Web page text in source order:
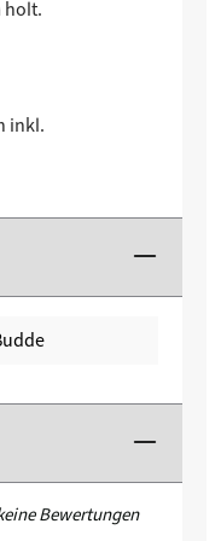
holt.
inkl.
Bewertungen